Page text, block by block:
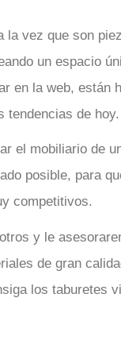
la vez que son
un espacio
en la web, están
tendencias de hoy.
el mobiliario de
posible, para
competitivos.
y le
de gran
los taburetes